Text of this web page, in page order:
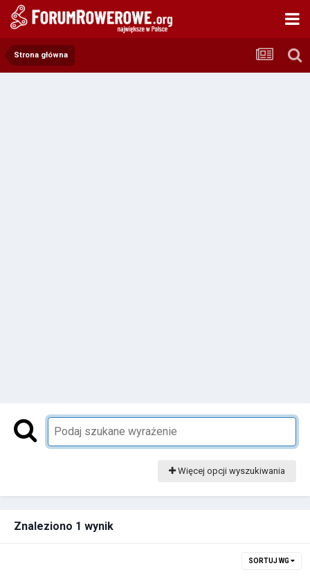
Strona główna
Więcej opcji wyszukiwania
Znaleziono 1 wynik
SORTUJ WG